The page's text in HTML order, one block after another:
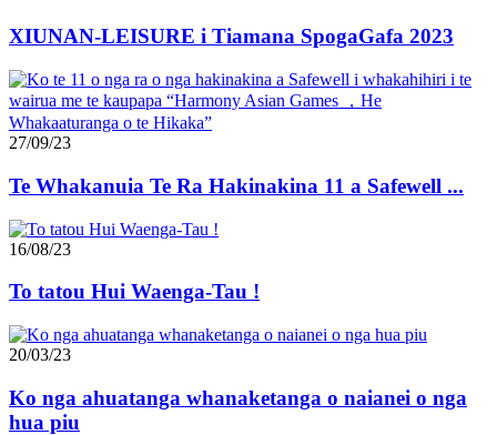
XIUNAN-LEISURE i Tiamana SpogaGafa 2023
27/09/23
Te Whakanuia Te Ra Hakinakina 11 a Safewell ...
16/08/23
To tatou Hui Waenga-Tau !
20/03/23
Ko nga ahuatanga whanaketanga o naianei o nga
hua piu